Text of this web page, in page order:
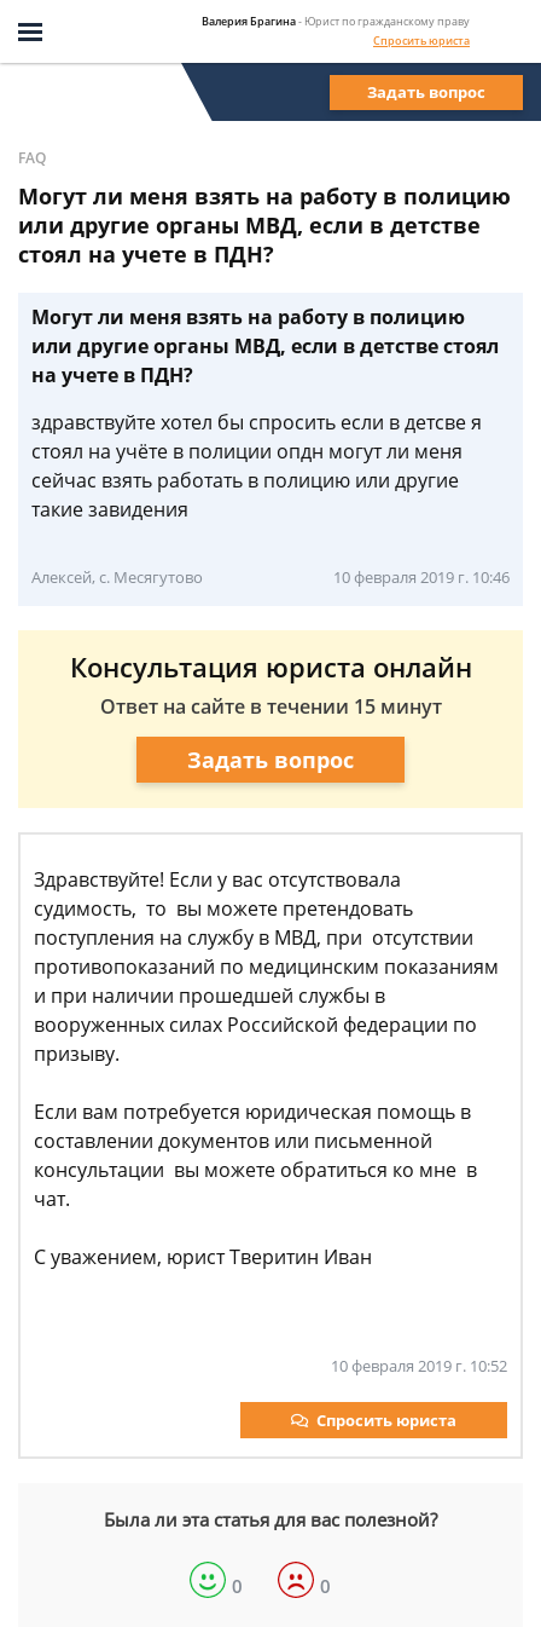
Валерия Брагина- Юрист по гражданскому праву
Спросить юриста
Задать вопрос
FAQ
Могут ли меня взять на работу в полицию
или другие органы МВД, если в детстве
стоял на учете в ПДН?
Могут ли меня взять на работу в полицию
или другие органы МВД, если в детстве стоял
на учете в ПДН?
здравствуйте хотел бы спросить если в детсве я
стоял на учёте в полиции опдн могут ли меня
сейчас взять работать в полицию или другие
такие завидения
Алексей, с. Месягутово 10 февраля 2019 г. 10:46
Консультация юриста онлайн
Ответ на сайте в течении 15 минут
Задать вопрос
Здравствуйте! Если у вас отсутствовала
судимость, то вы можете претендовать
поступления на службу в МВД, при отсутствии
противопоказаний по медицинским показаниям
и при наличии прошедшей службы в
вооруженных силах Российской федерации по
призыву.
Если вам потребуется юридическая помощь в
составлении документов или письменной
консультации вы можете обратиться ко мне в
чат.
С уважением, юрист Тверитин Иван
10 февраля 2019 г. 10:52
Спросить юриста
Была ли эта статья для вас полезной?
0 0